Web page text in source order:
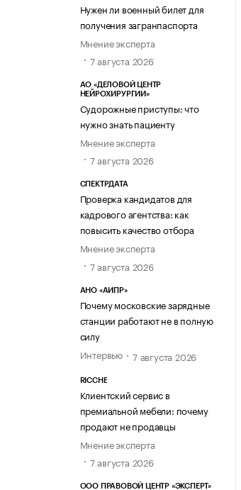
Нужен ли военный билет для
получения загранпаспорта
Мнение эксперта
7 августа 2026
АО «ДЕЛОВОЙ ЦЕНТР
НЕЙРОХИРУРГИИ»
Судорожные приступы: что
нужно знать пациенту
Мнение эксперта
7 августа 2026
СПЕКТРДАТА
Проверка кандидатов для
кадрового агентства: как
повысить качество отбора
Мнение эксперта
7 августа 2026
АНО «АИПР»
Почему московские зарядные
станции работают не в полную
силу
Интервью
7 августа 2026
RICCHE
Клиентский сервис в
премиальной мебели: почему
продают не продавцы
Мнение эксперта
7 августа 2026
ООО ПРАВОВОЙ ЦЕНТР «ЭКСПЕРТ»